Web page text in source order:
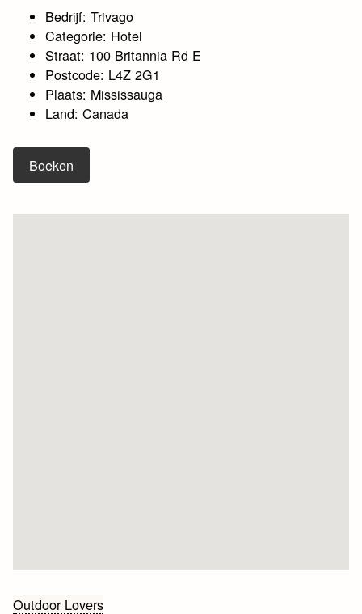
Bedrijf: Trivago
Categorie: Hotel
Straat: 100 Britannia Rd E
Postcode: L4Z 2G1
Plaats: Mississauga
Land: Canada
Boeken
Bericht
Outdoor Lovers